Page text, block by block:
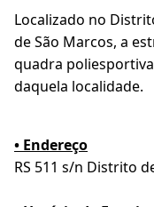
Localizado no
de São Marcos, a
quadra
daquela localidade.
• Endereço
RS 511 s/n Distrito